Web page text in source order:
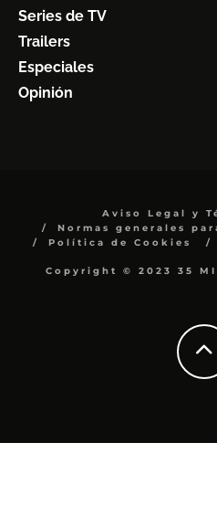
Series de TV
Trailers
Especiales
Opinión
Aviso Legal y
Normas generales
Política de Cookies
Copyright © 2023 35